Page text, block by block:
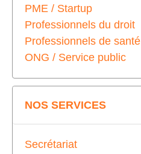
PME / Startup
Professionnels du droit
Professionnels de santé
ONG / Service public
NOS SERVICES
Secrétariat